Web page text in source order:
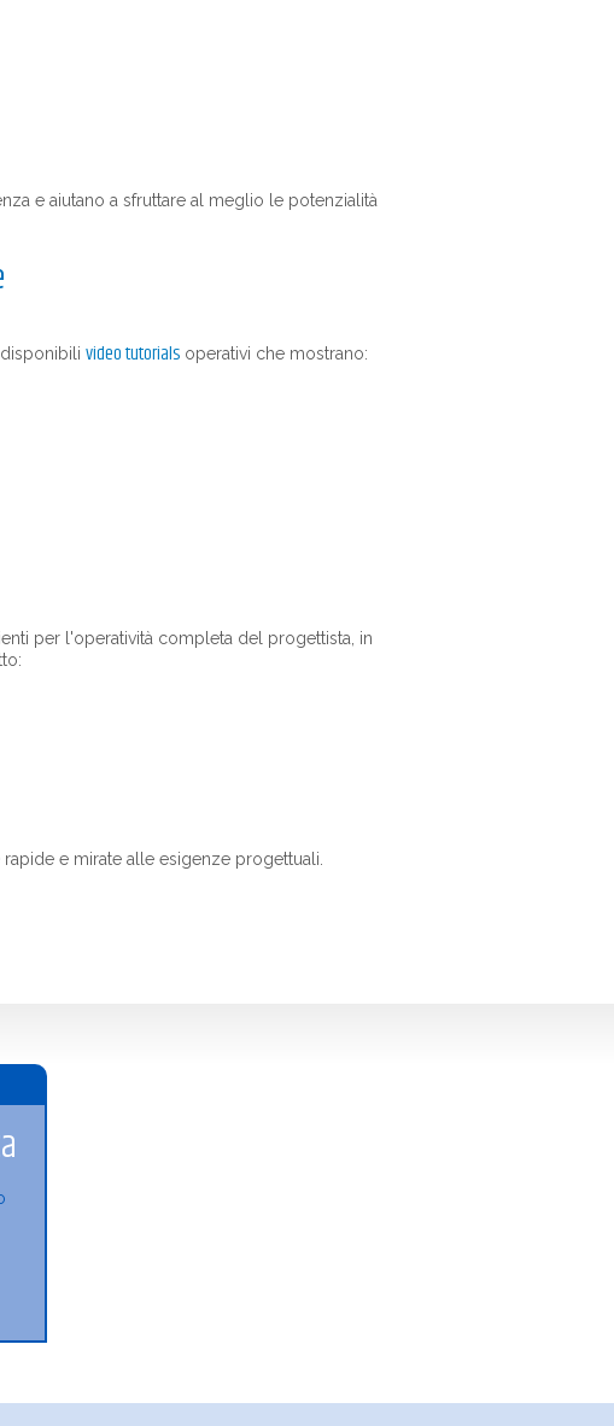
e aiutano a sfruttare al meglio le potenzialità
video tutorials operativi che mostrano:
per l'operatività completa del progettista, in
e mirate alle esigenze progettuali.